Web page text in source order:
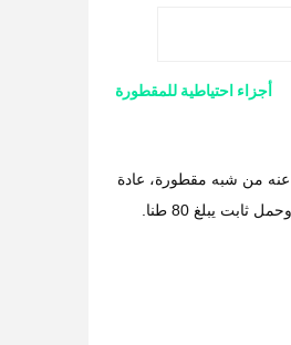
أجزاء احتياطية للمقطورة
عنه من شبه مقطورة، عادة